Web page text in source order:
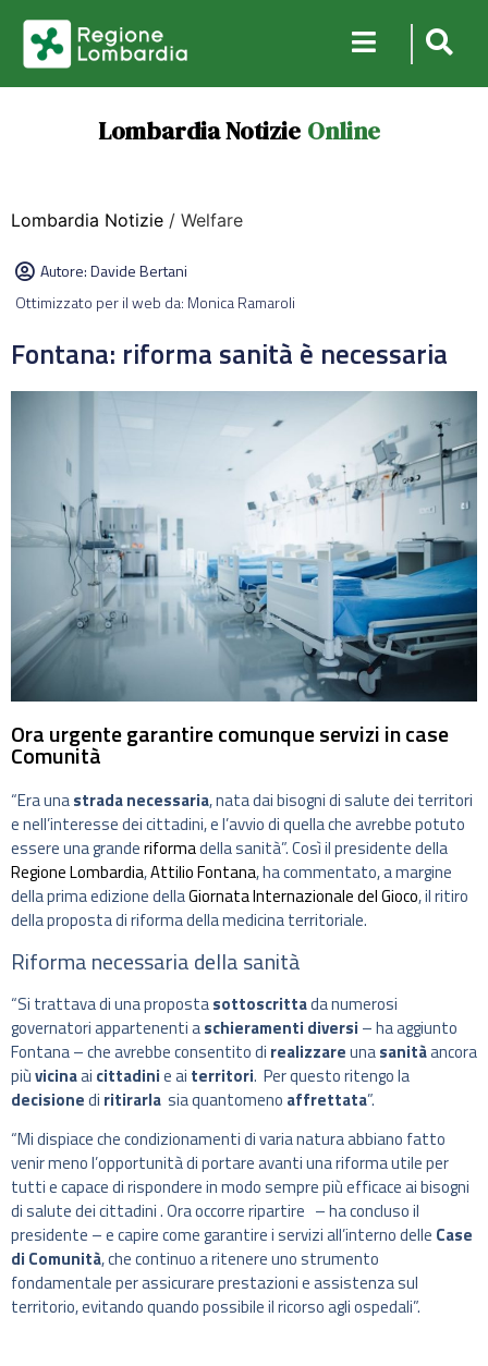
Lombardia Notizie Online
Lombardia Notizie / Welfare
Autore:Davide Bertani
Ottimizzato per il web da: Monica Ramaroli
Fontana: riforma sanità è necessaria
Ora urgente garantire comunque servizi in case
Comunità
“Era unastrada necessaria, nata dai bisogni di salute dei territori
e nell’interesse dei cittadini, e l’avvio di quella che avrebbe potuto
essere una granderiformadella sanità”. Così il presidente della
Regione Lombardia,Attilio Fontana, ha commentato, a margine
della prima edizione dellaGiornata Internazionale del Gioco, il ritiro
della proposta di riforma della medicina territoriale.
Riforma necessaria della sanità
“Si trattava di una propostasottoscrittada numerosi
governatori appartenenti aschieramenti diversi – ha aggiunto
Fontana – che avrebbe consentito di realizzareunasanitàancora
piùvicinaai cittadinie ai territori. Per questo ritengo la
decisionedi ritirarla sia quantomeno affrettata”.
“Mi dispiace che condizionamenti di varia natura abbiano fatto
venir meno l’opportunità di portare avanti una riforma utile per
tutti e capace di rispondere in modo sempre più efficace ai bisogni
di salute dei cittadini . Ora occorre ripartire – ha concluso il
presidente – e capire come garantire i servizi all’interno delle Case
di Comunità, che continuo a ritenere uno strumento
fondamentale per assicurare prestazioni e assistenza sul
territorio, evitando quando possibile il ricorso agli ospedali”.